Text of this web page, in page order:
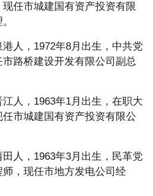
任市城建国有资产投资有限
人，1972年8月出生，中共党
路桥建设开发有限公司副总
人，1963年1月出生，在职大
市城建国有资产投资有限公
人，1963年3月出生，民革党
，现任市地方发电公司经